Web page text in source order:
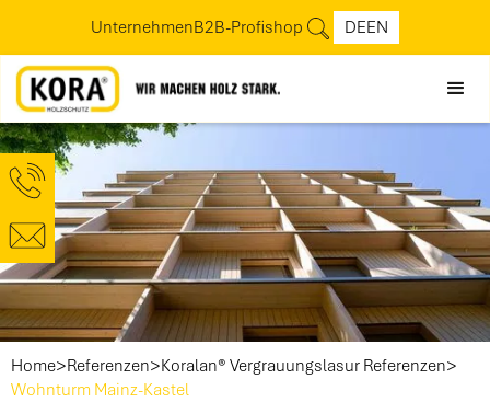
UnternehmenB2B-Profishop DEEN
Home>Referenzen>Koralan® Vergrauungslasur Referenzen>
Wohnturm Mainz-Kastel